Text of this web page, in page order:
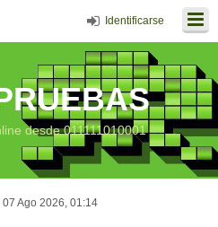
Identificarse
desde 011111010001
07 Ago 2026, 01:14